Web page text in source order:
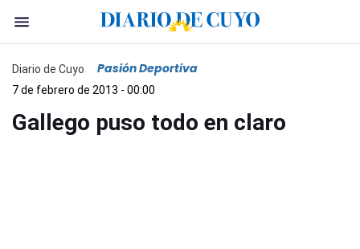
Diario de Cuyo Pasión Deportiva
7 de febrero de 2013 - 00:00
Gallego puso todo en claro